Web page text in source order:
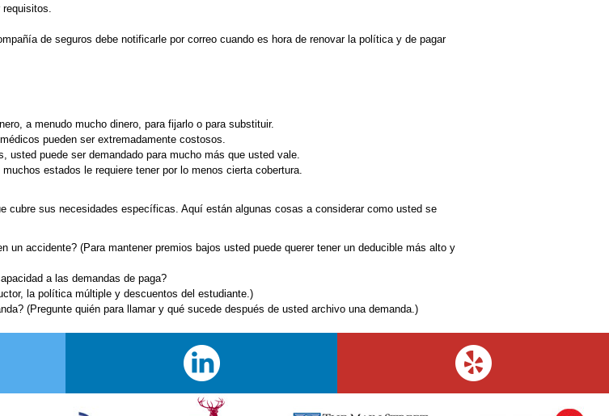
de seguros debe notificarle por correo cuando es hora de renovar la política y de pagar
a menudo mucho dinero, para fijarlo o para substituir.
pueden ser extremadamente costosos.
puede ser demandado para mucho más que usted vale.
estados le requiere tener por lo menos cierta cobertura.
cubre sus necesidades específicas. Aquí están algunas cosas a considerar como usted se
un accidente? (Para mantener premios bajos usted puede querer tener un deducible más alto y
a las demandas de paga?
la política múltiple y descuentos del estudiante.)
(Pregunte quién para llamar y qué sucede después de usted archivo una demanda.)